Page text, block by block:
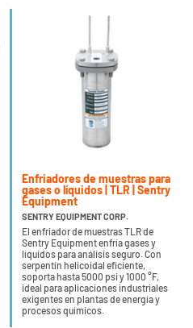
Enfriadores de muestras para
gases o líquidos | TLR | Sentry
Equipment
SENTRY EQUIPMENT CORP.
El enfriador de muestras TLR de
Sentry Equipment enfría gases y
líquidos para análisis seguro. Con
serpentín helicoidal eficiente,
soporta hasta 5000 psi y 1000 °F,
ideal para aplicaciones industriales
exigentes en plantas de energía y
procesos químicos.